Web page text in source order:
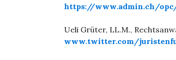
https://www.admin.ch/
Ueli Grüter, LL.M.,
www.twitter.com/